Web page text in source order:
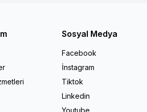
Sosyal Medya
Facebook
İnstagram
Tiktok
Linkedin
Youtube